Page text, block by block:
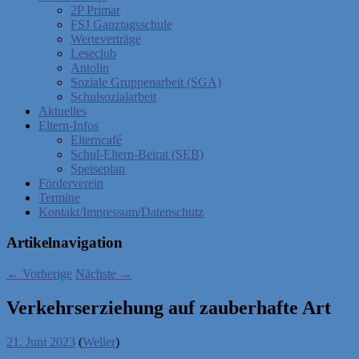
2P Primar
FSJ Ganztagsschule
Werteverträge
Leseclub
Antolin
Soziale Gruppenarbeit (SGA)
Schulsozialarbeit
Aktuelles
Eltern-Infos
Elterncafé
Schul-Eltern-Beirat (SEB)
Speiseplan
Förderverein
Termine
Kontakt/Impressum/Datenschutz
Artikelnavigation
← Vorherige Nächste →
Verkehrserziehung auf zauberhafte Art
21. Juni 2023 (Weller)